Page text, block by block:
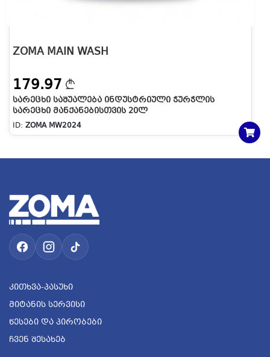
ZOMA MAIN WASH
179.97
ᲡᲐᲠᲔᲪᲮᲘ ᲡᲐᲨᲣᲐᲚᲔᲑᲐ ᲘᲜᲓᲣᲡᲢᲠᲘᲣᲚᲘ ᲭᲣᲠᲭᲚᲘᲡ
ᲡᲐᲠᲔᲪᲮᲘ ᲛᲐᲜᲥᲐᲜᲔᲑᲘᲡᲗᲕᲘᲡ 20Ლ
ID: ZOMA MW2024
Კითხვა-Პასუხი
Მიტანის Სერვისი
Წესები Და Პირობები
Ჩვენ Შესახებ